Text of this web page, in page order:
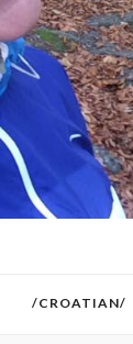
/CROATIAN/